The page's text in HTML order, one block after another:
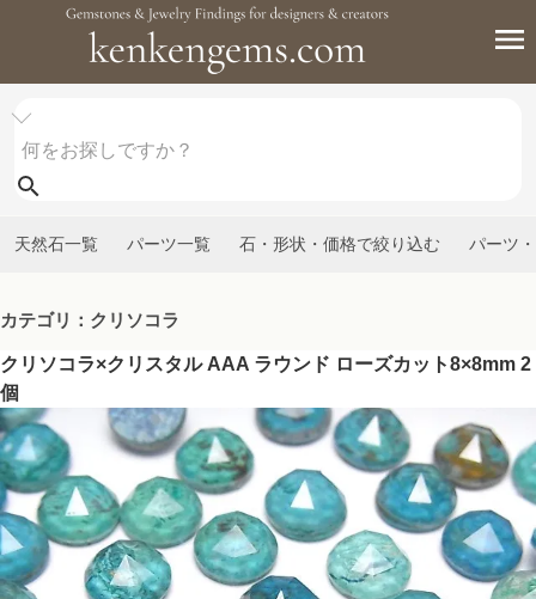
天然石一覧 パーツ一覧 石・形状・価格で絞り込む パーツ
カテゴリ：クリソコラ
クリソコラ×クリスタル AAA ラウンド ローズカット8×8mm 2
個